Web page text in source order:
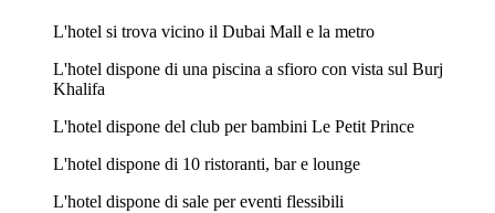
L'hotel si trova vicino il Dubai Mall e la metro
L'hotel dispone di una piscina a sfioro con vista sul Burj
Khalifa
L'hotel dispone del club per bambini Le Petit Prince
L'hotel dispone di 10 ristoranti, bar e lounge
L'hotel dispone di sale per eventi flessibili